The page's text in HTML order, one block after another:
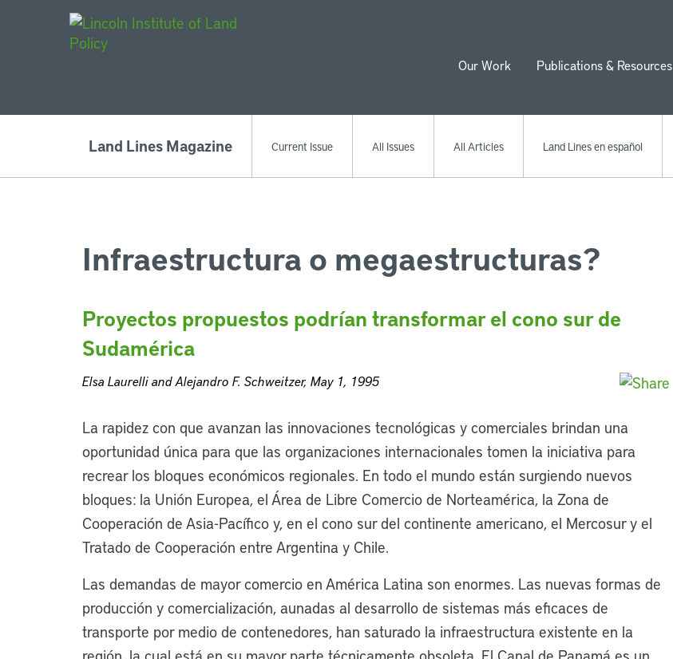
Our Work Publications & Resources
Land Lines Magazine Current Issue All Issues All Articles Land Lines en español
Infraestructura o megaestructuras?
Proyectos propuestos podrían transformar el cono sur de
Sudamérica
Elsa Laurelli and Alejandro F. Schweitzer, May 1, 1995
La rapidez con que avanzan las innovaciones tecnológicas y comerciales brindan una
oportunidad única para que las organizaciones internacionales tomen la iniciativa para
recrear los bloques económicos regionales. En todo el mundo están surgiendo nuevos
bloques: la Unión Europea, el Área de Libre Comercio de Norteamérica, la Zona de
Cooperación de Asia-Pacífico y, en el cono sur del continente americano, el Mercosur y el
Tratado de Cooperación entre Argentina y Chile.
Las demandas de mayor comercio en América Latina son enormes. Las nuevas formas de
producción y comercialización, aunadas al desarrollo de sistemas más eficaces de
transporte por medio de contenedores, han saturado la infraestructura existente en la